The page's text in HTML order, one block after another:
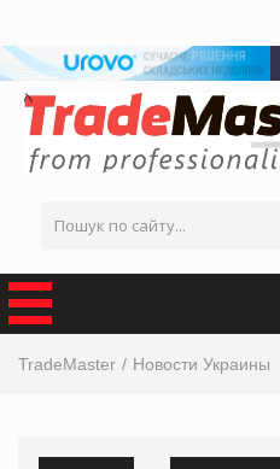
TradeMaster Новости Украины